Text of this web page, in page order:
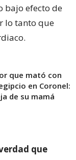
bajo efecto de
lo tanto que
que mató con
en Coronel:
de su mamá
que